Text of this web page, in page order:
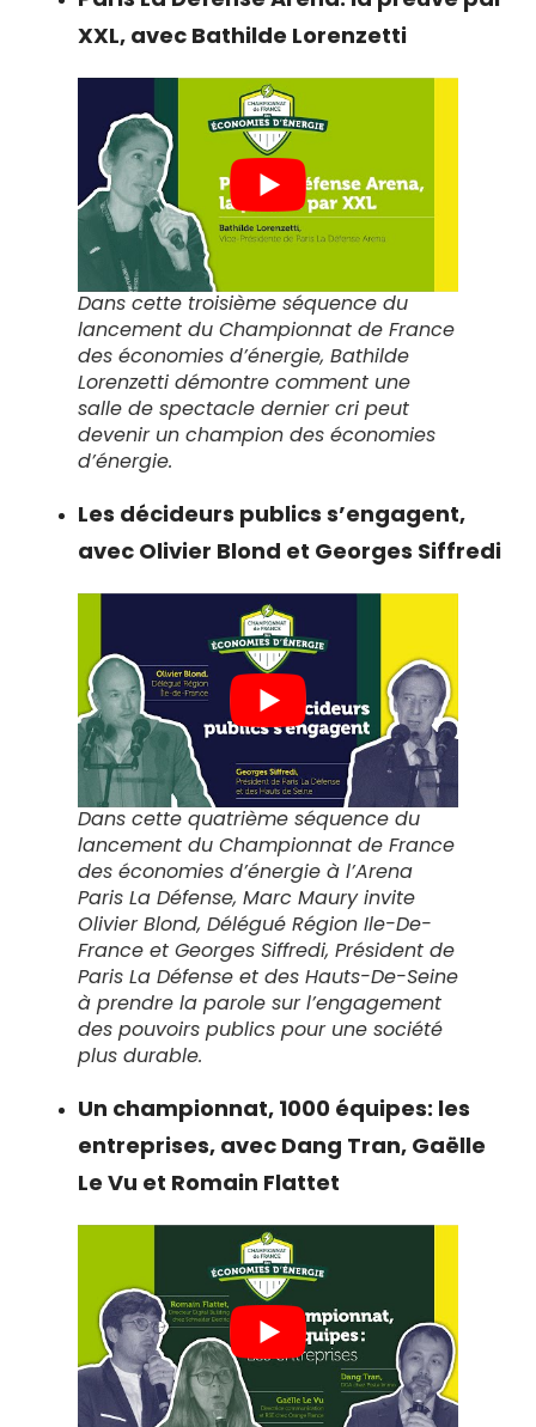
XXL, avec Bathilde Lorenzetti
Dans cette troisième séquence du
lancement du Championnat de France
des économies d’énergie, Bathilde
Lorenzetti démontre comment une
salle de spectacle dernier cri peut
devenir un champion des économies
d’énergie.
Les décideurs publics s’engagent,
avec Olivier Blond et Georges Siffredi
Dans cette quatrième séquence du
lancement du Championnat de France
des économies d’énergie à l’Arena
Paris La Défense, Marc Maury invite
Olivier Blond, Délégué Région Ile-De-
France et Georges Siffredi, Président de
Paris La Défense et des Hauts-De-Seine
à prendre la parole sur l’engagement
des pouvoirs publics pour une société
plus durable.
Un championnat, 1000 équipes: les
entreprises, avec Dang Tran, Gaëlle
Le Vu et Romain Flattet